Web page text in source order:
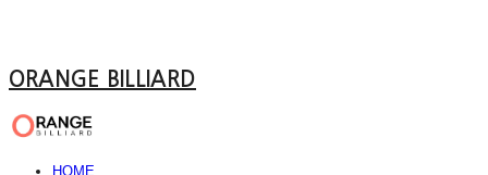
ORANGE BILLIARD
HOME